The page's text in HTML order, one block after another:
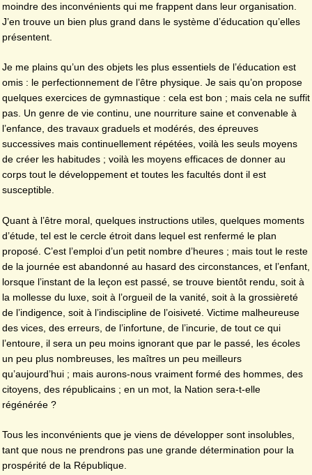
moindre des inconvénients qui me frappent dans leur organisation.
J’en trouve un bien plus grand dans le système d’éducation qu’elles
présentent.
Je me plains qu’un des objets les plus essentiels de l’éducation est
omis : le perfectionnement de l’être physique. Je sais qu’on propose
quelques exercices de gymnastique : cela est bon ; mais cela ne suffit
pas. Un genre de vie continu, une nourriture saine et convenable à
l’enfance, des travaux graduels et modérés, des épreuves
successives mais continuellement répétées, voilà les seuls moyens
de créer les habitudes ; voilà les moyens efficaces de donner au
corps tout le développement et toutes les facultés dont il est
susceptible.
Quant à l’être moral, quelques instructions utiles, quelques moments
d’étude, tel est le cercle étroit dans lequel est renfermé le plan
proposé. C’est l’emploi d’un petit nombre d’heures ; mais tout le reste
de la journée est abandonné au hasard des circonstances, et l’enfant,
lorsque l’instant de la leçon est passé, se trouve bientôt rendu, soit à
la mollesse du luxe, soit à l’orgueil de la vanité, soit à la grossièreté
de l’indigence, soit à l’indiscipline de l’oisiveté. Victime malheureuse
des vices, des erreurs, de l’infortune, de l’incurie, de tout ce qui
l’entoure, il sera un peu moins ignorant que par le passé, les écoles
un peu plus nombreuses, les maîtres un peu meilleurs
qu’aujourd’hui ; mais aurons-nous vraiment formé des hommes, des
citoyens, des républicains ; en un mot, la Nation sera-t-elle
régénérée ?
Tous les inconvénients que je viens de développer sont insolubles,
tant que nous ne prendrons pas une grande détermination pour la
prospérité de la République.